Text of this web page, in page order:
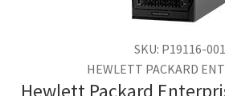
SKU: P19116-001
HEWLETT PACKARD
Hewlett Packard